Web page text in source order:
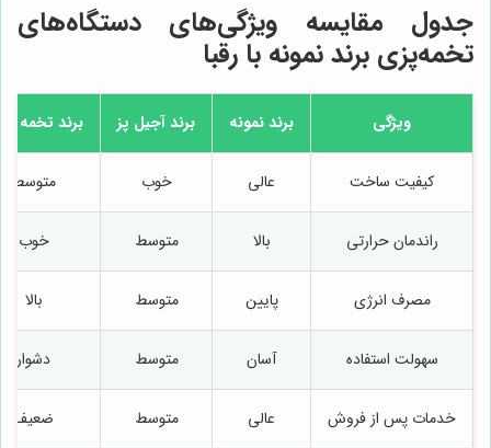
جدول مقایسه ویژگی‌های دستگاه‌های
تخمه‌پزی برند نمونه با رقبا
ویژگی برند نمونه برند آجیل پز برند تخمه
کیفیت ساخت عالی خوب متوسط
راندمان حرارتی بالا متوسط خوب
مصرف انرژی پایین متوسط بالا
سهولت استفاده آسان متوسط دشوار
خدمات پس از فروش عالی متوسط ضعیف